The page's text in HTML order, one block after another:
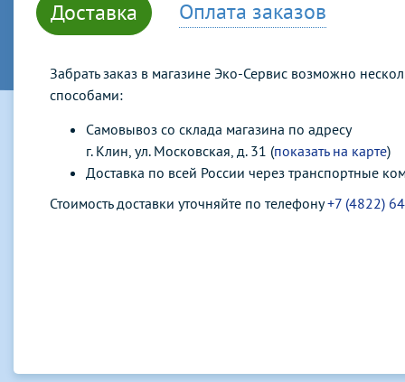
Доставка Оплата заказов
Забрать заказ в магазине Эко-Сервис возможно
способами:
Самовывоз со склада магазина по адресу
г. Клин, ул. Московская, д. 31 (показать на карте)
Доставка по всей России через транспортные
Стоимость доставки уточняйте по телефону+7 (4822)